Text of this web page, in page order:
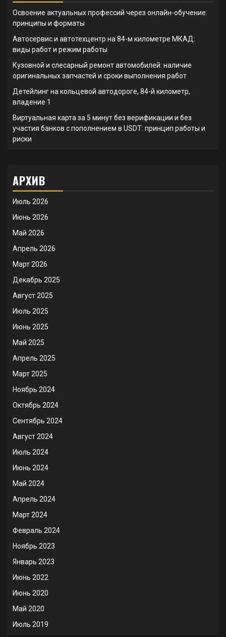
Освоение актуальных профессий через онлайн-обучение:
принципы и форматы
Автосервис и автотехцентр на 84-м километре МКАД:
виды работ и режим работы
Кузовной и слесарный ремонт автомобилей: наличие
оригинальных запчастей и сроки выполнения работ
Детейлинг на кольцевой автодороге, 84-й километр,
владение 1
Виртуальная карта за 5 минут без верификации и без
участия банков с пополнением в USDT: принцип работы и
риски
АРХИВ
Июль 2026
Июнь 2026
Май 2026
Апрель 2026
Март 2026
Декабрь 2025
Август 2025
Июль 2025
Июнь 2025
Май 2025
Апрель 2025
Март 2025
Ноябрь 2024
Октябрь 2024
Сентябрь 2024
Август 2024
Июль 2024
Июнь 2024
Май 2024
Апрель 2024
Март 2024
Февраль 2024
Ноябрь 2023
Январь 2023
Июнь 2022
Июнь 2020
Май 2020
Июль 2019